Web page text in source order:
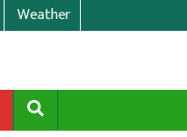
Weather